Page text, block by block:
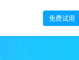
免费试用